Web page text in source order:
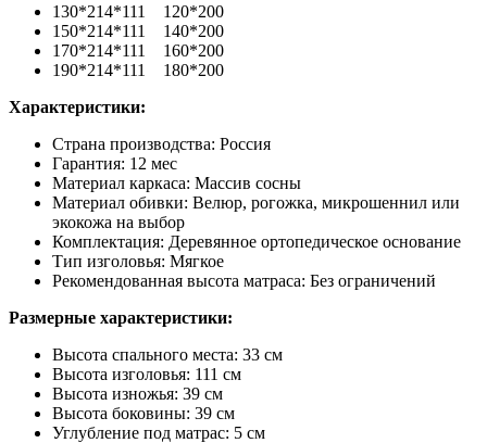
130*214*111 120*200
150*214*111 140*200
170*214*111 160*200
190*214*111 180*200
Характеристики:
Страна производства: Россия
Гарантия: 12 мес
Материал каркаса: Массив сосны
Материал обивки: Велюр, рогожка, микрошеннил или
экокожа на выбор
Комплектация: Деревянное ортопедическое основание
Тип изголовья: Мягкое
Рекомендованная высота матраса: Без ограничений
Размерные характеристики:
Высота спального места: 33 см
Высота изголовья: 111 см
Высота изножья: 39 см
Высота боковины: 39 см
Углубление под матрас: 5 см